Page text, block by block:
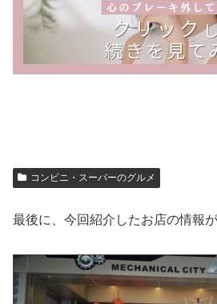
コンビニ・スーパーのグルメ
最後に、今回紹介したお店の情報